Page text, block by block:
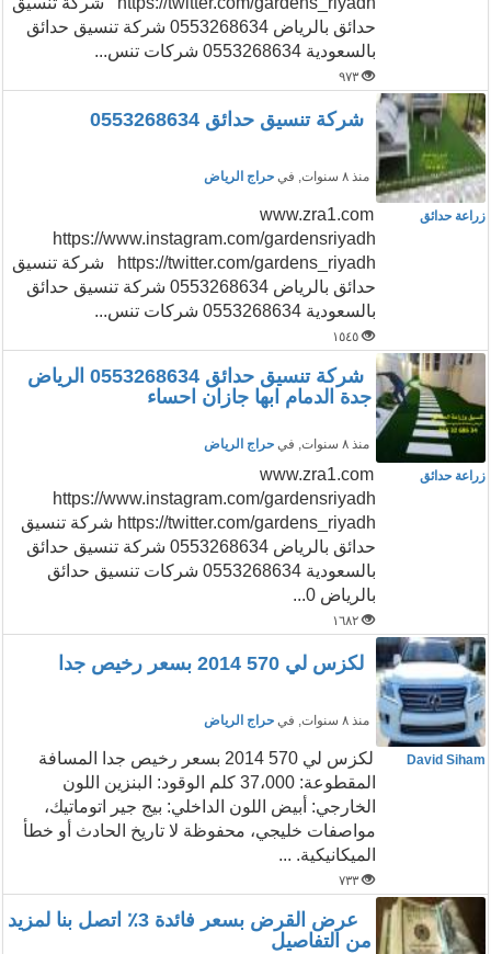
حدائق بالرياض 0553268634 شركة تنسيق حدائق
بالسعودية 0553268634 شركات تنس...
٩٧٣
شركة تنسيق حدائق 0553268634
منذ ٨ سنوات , في حراج الرياض
زراعة حدائق
www.zra1.com
https://www.instagram.com/gardensriyadh
https://twitter.com/gardens_riyadh شركة تنسيق
حدائق بالرياض 0553268634 شركة تنسيق حدائق
بالسعودية 0553268634 شركات تنس...
١٥٤٥
شركة تنسيق حدائق 0553268634 الرياض
جدة الدمام ابها جازان احساء
منذ ٨ سنوات , في حراج الرياض
زراعة حدائق
www.zra1.com
https://www.instagram.com/gardensriyadh
https://twitter.com/gardens_riyadh شركة تنسيق
حدائق بالرياض 0553268634 شركة تنسيق حدائق
بالسعودية 0553268634 شركات تنسيق حدائق
بالرياض 0...
١٦٨٢
لكزس لي 570 2014 بسعر رخيص جدا
منذ ٨ سنوات , في حراج الرياض
David Siham
لكزس لي 570 2014 بسعر رخيص جدا المسافة
المقطوعة: 37،000 كلم الوقود: البنزين اللون
الخارجي: أبيض اللون الداخلي: بيج جير اتوماتيك،
مواصفات خليجي، محفوظة لا تاريخ الحادث أو خطأ
الميكانيكية. ...
٧٣٣
عرض القرض بسعر فائدة 3٪ اتصل بنا لمزيد
من التفاصيل